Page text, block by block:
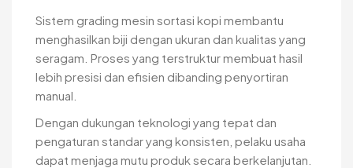
Sistem grading mesin sortasi kopi membantu
menghasilkan biji dengan ukuran dan kualitas yang
seragam. Proses yang terstruktur membuat hasil
lebih presisi dan efisien dibanding penyortiran
manual.
Dengan dukungan teknologi yang tepat dan
pengaturan standar yang konsisten, pelaku usaha
dapat menjaga mutu produk secara berkelanjutan.